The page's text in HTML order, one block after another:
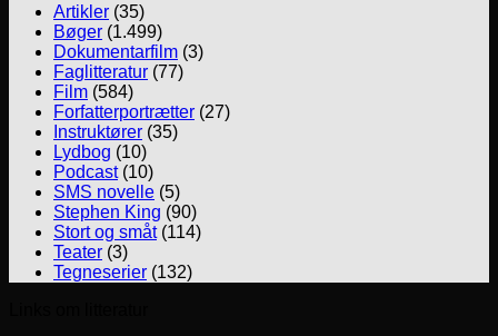
Artikler (35)
Bøger (1.499)
Dokumentarfilm (3)
Faglitteratur (77)
Film (584)
Forfatterportrætter (27)
Instruktører (35)
Lydbog (10)
Podcast(10)
SMS novelle (5)
Stephen King (90)
Stort og småt(114)
Teater (3)
Tegneserier (132)